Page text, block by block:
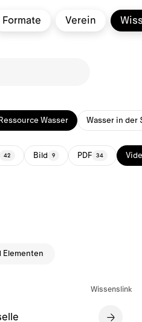
Formate Verein
Ressource Wasser Wasser in der
42 Bild 9 PDF 34
Elementen
Wissenslink